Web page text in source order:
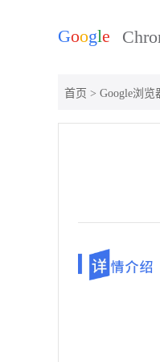
首页 > Google浏